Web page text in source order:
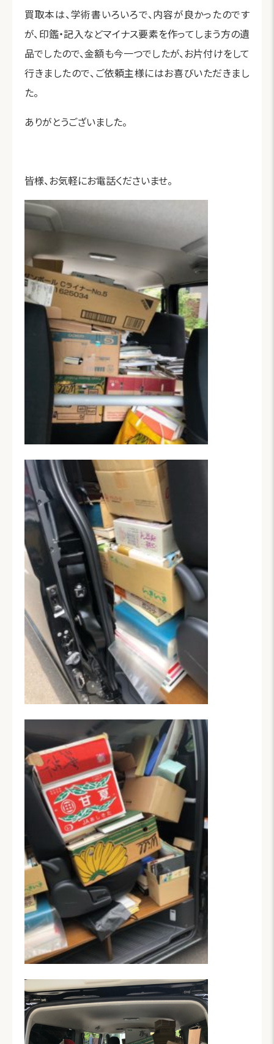
買取本は、学術書いろいろで、内容が良かったのです
が、印鑑・記入などマイナス要素を作ってしまう方の遺
品でしたので、金額も今一つでしたが、お片付けをして
行きましたので、ご依頼主様にはお喜びいただきまし
た。
ありがとうございました。
皆様、お気軽にお電話くださいませ。